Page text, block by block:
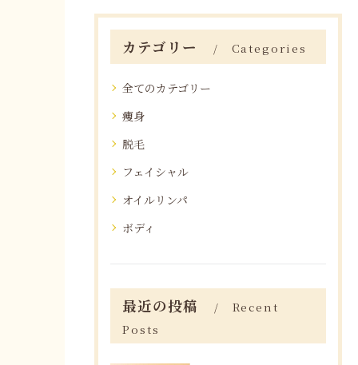
カテゴリー Categories
全てのカテゴリー
痩身
脱毛
フェイシャル
オイルリンパ
ボディ
最近の投稿
Recent
Posts